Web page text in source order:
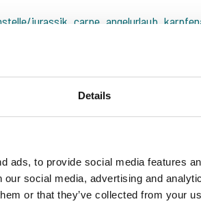
Details
ads, to provide social media features
social media, advertising and
or that they’ve collected from your